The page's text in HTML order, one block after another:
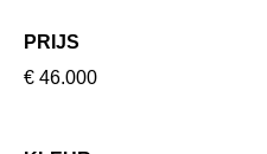
PRIJS
€ 46.000